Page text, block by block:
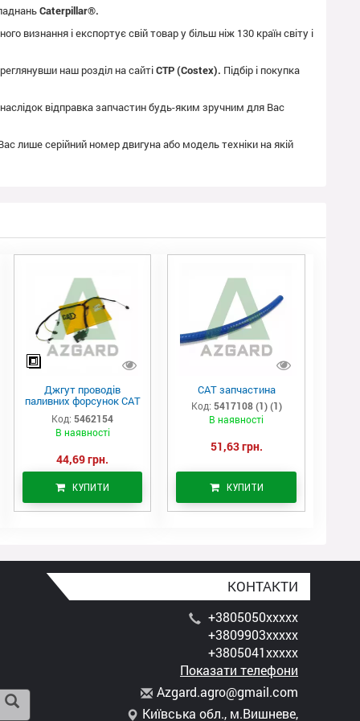
Caterpillar®.
визнання і експортує свій товар у більш ніж 130 країн світу і
наш розділ на сайтіCTP (Costex). Підбір і покупка
відправка запчастин будь-яким зручним для Вас
лише серійний номер двигуна або модель техніки на якій
Джгут проводів
паливних форсунок CAT
C7/C9 (546-2154)
Код: 5462154
В наявності
44,69 грн.
КУПИТИ
САТ запчастина
Код: 5417108 (1) (1)
В наявності
51,63 грн.
КУПИТИ
КОНТАКТИ
+3805050xxxxx
+3809903xxxxx
+3805041xxxxx
Показати телефони
Azgard.agro@gmail.com
Київська обл., м.Вишневе,